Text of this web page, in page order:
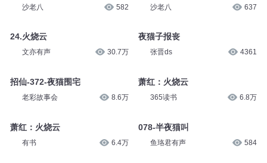
沙老八 582
24.火烧云
文亦有声 30.7万
招仙-372-夜猫围宅
老彩故事会 8.6万
萧红：火烧云
有书 6.4万
沙老八 637
夜猫子报丧
张晋ds 4361
萧红：火烧云
365读书 6.8万
078-半夜猫叫
鱼珞君有声 584